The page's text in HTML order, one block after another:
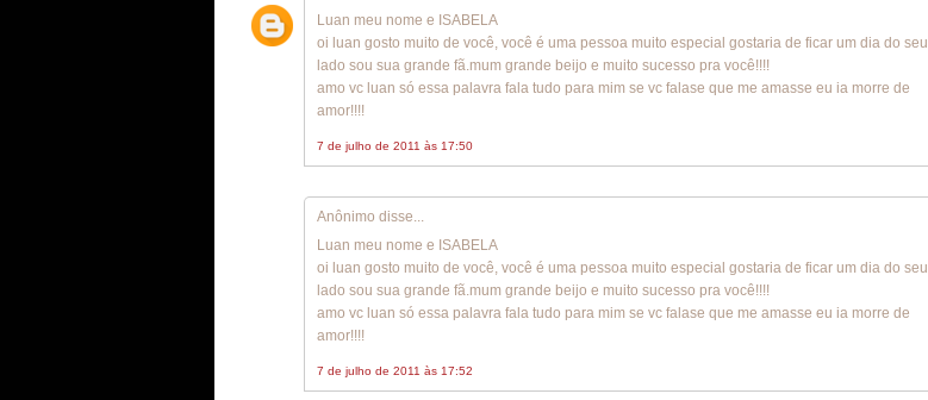
Luan meu nome e ISABELA
oi luan gosto muito de você, você é uma pessoa muito especial gostaria de ficar um dia do seu
lado sou sua grande fã.mum grande beijo e muito sucesso pra você!!!!
amo vc luan só essa palavra fala tudo para mim se vc falase que me amasse eu ia morre de
amor!!!!
7 de julho de 2011 às 17:50
Anônimo disse...
Luan meu nome e ISABELA
oi luan gosto muito de você, você é uma pessoa muito especial gostaria de ficar um dia do seu
lado sou sua grande fã.mum grande beijo e muito sucesso pra você!!!!
amo vc luan só essa palavra fala tudo para mim se vc falase que me amasse eu ia morre de
amor!!!!
7 de julho de 2011 às 17:52